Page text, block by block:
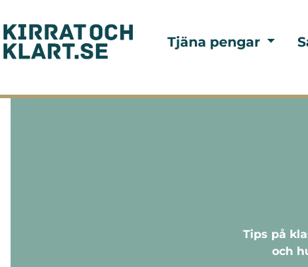
Tjäna pengar
Tips på
och